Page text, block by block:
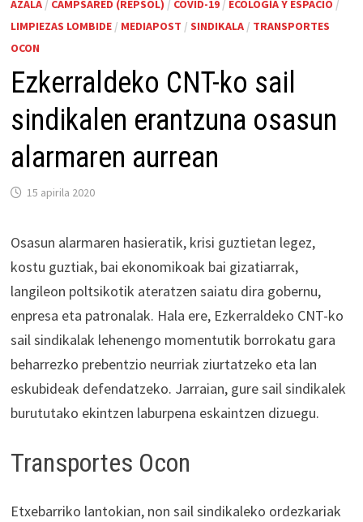
AZALA/ CAMPSARED (REPSOL) / COVID-19/ ECOLOGÍA Y ESPACIO /
LIMPIEZAS LOMBIDE/ MEDIAPOST / SINDIKALA/ TRANSPORTES
OCON
Ezkerraldeko CNT-ko sail
sindikalen erantzuna osasun
alarmaren aurrean
15 apirila 2020
Osasun alarmaren hasieratik, krisi guztietan legez,
kostu guztiak, bai ekonomikoak bai gizatiarrak,
langileon poltsikotik ateratzen saiatu dira gobernu,
enpresa eta patronalak. Hala ere, Ezkerraldeko CNT-ko
sail sindikalak lehenengo momentutik borrokatu gara
beharrezko prebentzio neurriak ziurtatzeko eta lan
eskubideak defendatzeko. Jarraian, gure sail sindikalek
burututako ekintzen laburpena eskaintzen dizuegu.
Transportes Ocon
Etxebarriko lantokian, non sail sindikaleko ordezkariak